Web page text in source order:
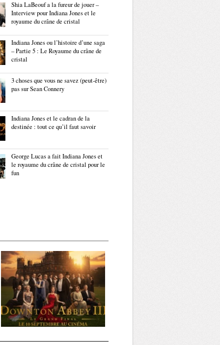
Shia LaBeouf a la fureur de jouer –
Interview pour Indiana Jones et le
royaume du crâne de cristal
Indiana Jones ou l’histoire d’une saga
– Partie 5 : Le Royaume du crâne de
cristal
3 choses que vous ne savez (peut-être)
pas sur Sean Connery
Indiana Jones et le cadran de la
destinée : tout ce qu’il faut savoir
George Lucas a fait Indiana Jones et
le royaume du crâne de cristal pour le
fun